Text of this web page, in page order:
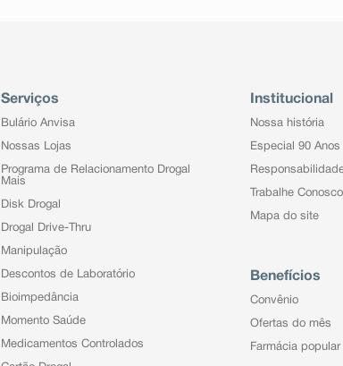
Serviços
Bulário Anvisa
Nossas Lojas
Programa de Relacionamento Drogal
Mais
Disk Drogal
Drogal Drive-Thru
Manipulação
Descontos de Laboratório
Bioimpedância
Momento Saúde
Medicamentos Controlados
Institucional
Nossa história
Especial 90 Anos
Trabalhe Conosco
Mapa do site
Benefícios
Convênio
Ofertas do mês
Farmácia popular